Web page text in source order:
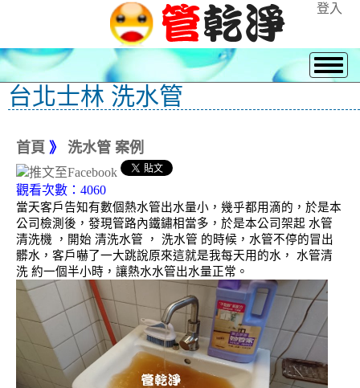
登入
台北士林 洗水管
首頁 》 洗水管 案例
觀看次數：4060
當天客戶告知有數個熱水管出水量小，幾乎都用滴的，於是本
公司檢測後，發現管路內鐵鏽相當多，於是本公司架起 水管
清洗機 ，開始 清洗水管 ， 洗水管 的時候，水管不停的冒出
髒水，客戶嚇了一大跳說原來這就是我每天用的水， 水管清
洗 約一個半小時，讓熱水水管出水量正常。